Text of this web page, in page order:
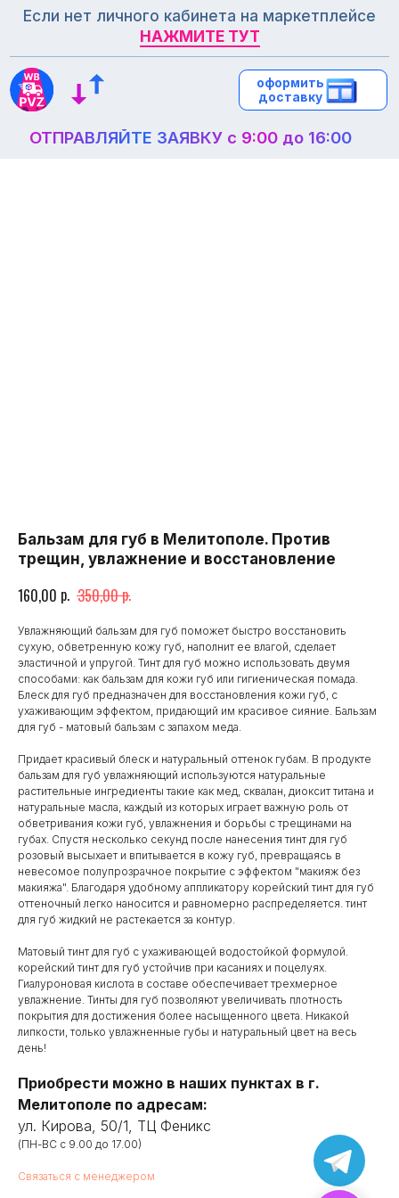
Если нет личного кабинета на маркетплейсе
НАЖМИТЕ ТУТ
оформить
доставку
НАЖМИТЕ ТУТ
оформить
доставку
Бальзам для губ в Мелитополе. Против
трещин, увлажнение и восстановление
160,00 р. 350,00р.
Увлажняющий бальзам для губ поможет быстро восстановить
сухую, обветренную кожу губ, наполнит ее влагой, сделает
эластичной и упругой. Тинт для губ можно использовать двумя
способами: как бальзам для кожи губ или гигиеническая помада.
Блеск для губ предназначен для восстановления кожи губ, с
ухаживающим эффектом, придающий им красивое сияние. Бальзам
для губ - матовый бальзам с запахом меда.
Придает красивый блеск и натуральный оттенок губам. В продукте
бальзам для губ увлажняющий используются натуральные
растительные ингредиенты такие как мед, сквалан, диоксит титана и
натуральные масла, каждый из которых играет важную роль от
обветривания кожи губ, увлажнения и борьбы с трещинами на
губах. Спустя несколько секунд после нанесения тинт для губ
розовый высыхает и впитывается в кожу губ, превращаясь в
невесомое полупрозрачное покрытие с эффектом "макияж без
макияжа". Благодаря удобному аппликатору корейский тинт для губ
оттеночный легко наносится и равномерно распределяется. тинт
для губ жидкий не растекается за контур.
Матовый тинт для губ с ухаживающей водостойкой формулой.
корейский тинт для губ устойчив при касаниях и поцелуях.
Гиалуроновая кислота в составе обеспечивает трехмерное
увлажнение. Тинты для губ позволяют увеличивать плотность
покрытия для достижения более насыщенного цвета. Никакой
липкости, только увлажненные губы и натуральный цвет на весь
день!
Приобрести можно в наших пунктах в г.
Мелитополе по адресам:
ул. Кирова, 50/1, ТЦ Феникс
(ПН-ВС с 9.00 до 17.00)
Связаться с менеджером